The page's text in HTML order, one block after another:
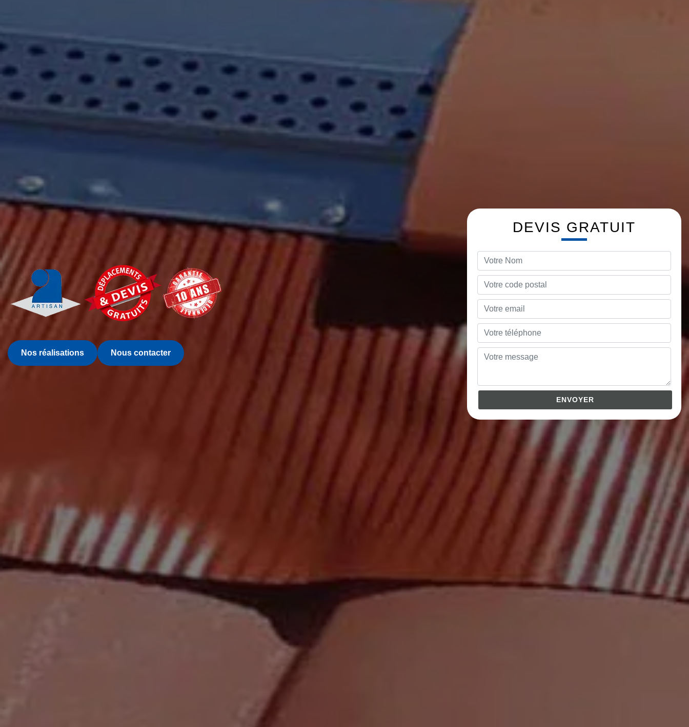
Nos réalisations Nous contacter
DEVIS GRATUIT